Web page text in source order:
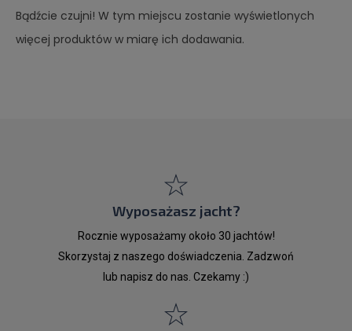
Bądźcie czujni! W tym miejscu zostanie wyświetlonych
więcej produktów w miarę ich dodawania.
Wyposażasz jacht?
Rocznie wyposażamy około 30 jachtów!
Skorzystaj z naszego doświadczenia. Zadzwoń
lub napisz do nas. Czekamy :)